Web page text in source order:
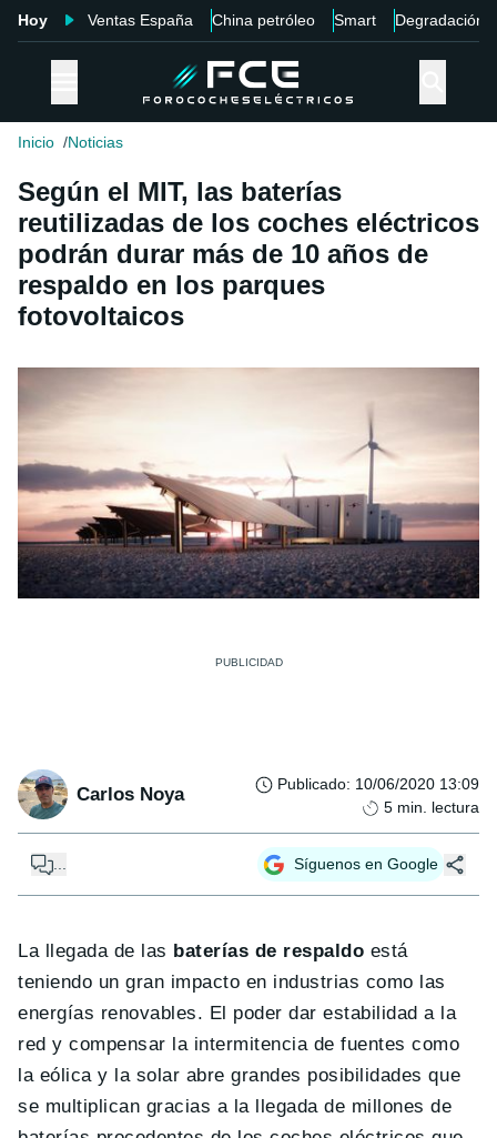
Hoy Ventas España China petróleo Smart Degradación
Inicio Noticias
Según el MIT, las baterías
reutilizadas de los coches eléctricos
podrán durar más de 10 años de
respaldo en los parques
fotovoltaicos
Carlos Noya Publicado: 10/06/2020 13:09
5 min. lectura
... Síguenos en Google
La llegada de las baterías de respaldo está
teniendo un gran impacto en industrias como las
energías renovables. El poder dar estabilidad a la
red y compensar la intermitencia de fuentes como
la eólica y la solar abre grandes posibilidades que
se multiplican gracias a la llegada de millones de